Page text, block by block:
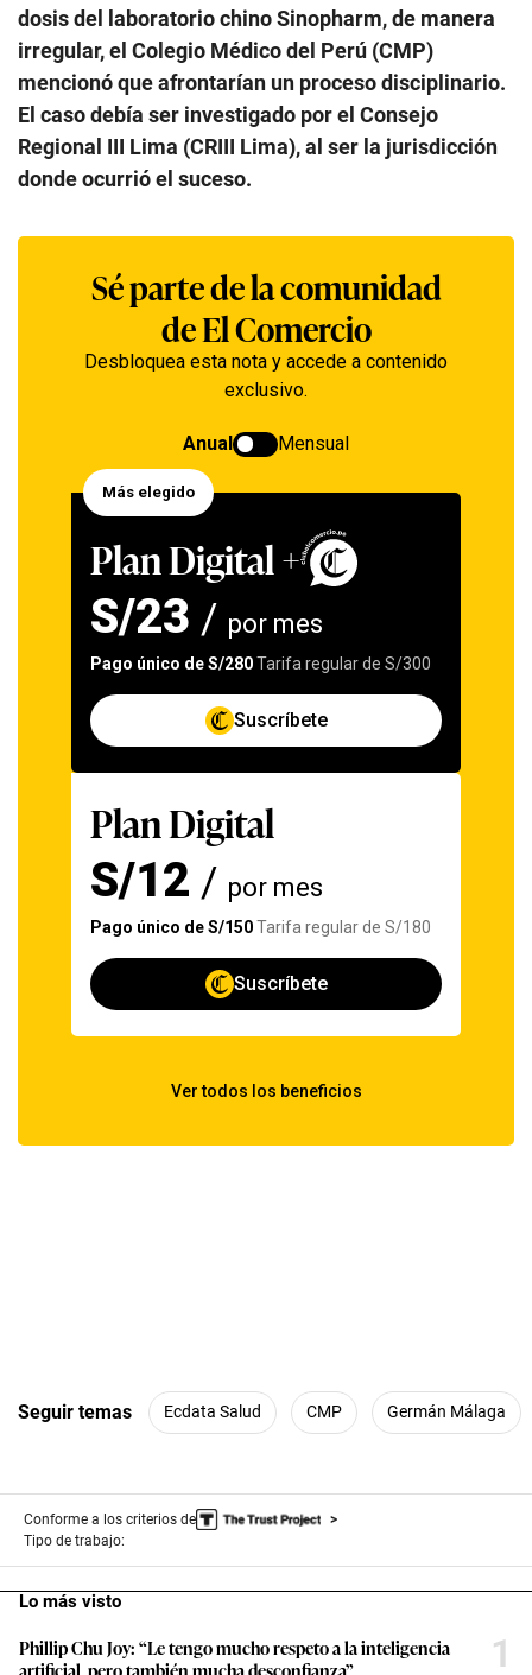
dosis del laboratorio chino Sinopharm, de manera
irregular, el Colegio Médico del Perú (CMP)
mencionó que afrontarían un proceso disciplinario.
El caso debía ser investigado por el Consejo
Regional III Lima (CRIII Lima), al ser la jurisdicción
donde ocurrió el suceso.
Seguir temas Ecdata Salud CMP Germán Málaga
Conforme a los criterios de
Tipo de trabajo:
Lo más visto
Phillip Chu Joy: “Le tengo mucho respeto a la inteligencia
artificial, pero también mucha desconfianza”
1